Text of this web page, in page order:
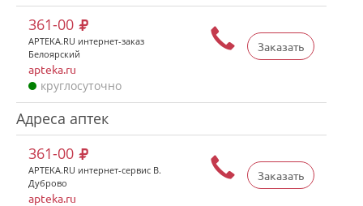
Заказать
361-00
APTEKA.RU интернет-заказ
Белоярский
apteka.ru
круглосуточно
Адреса аптек
Заказать
361-00
APTEKA.RU интернет-сервис В.
Дуброво
apteka.ru